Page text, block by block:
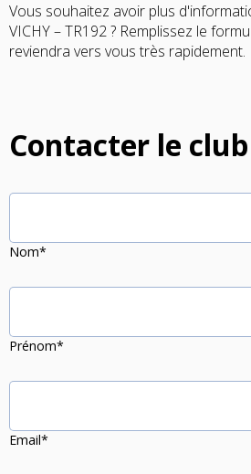
Nous Découvrir
Trouver un club
Vous souhaitez avoir plus
VICHY – TR192 ? Remplissez le
reviendra vers vous très rapidement.
Contacter le club
Nom*
Prénom*
Email*